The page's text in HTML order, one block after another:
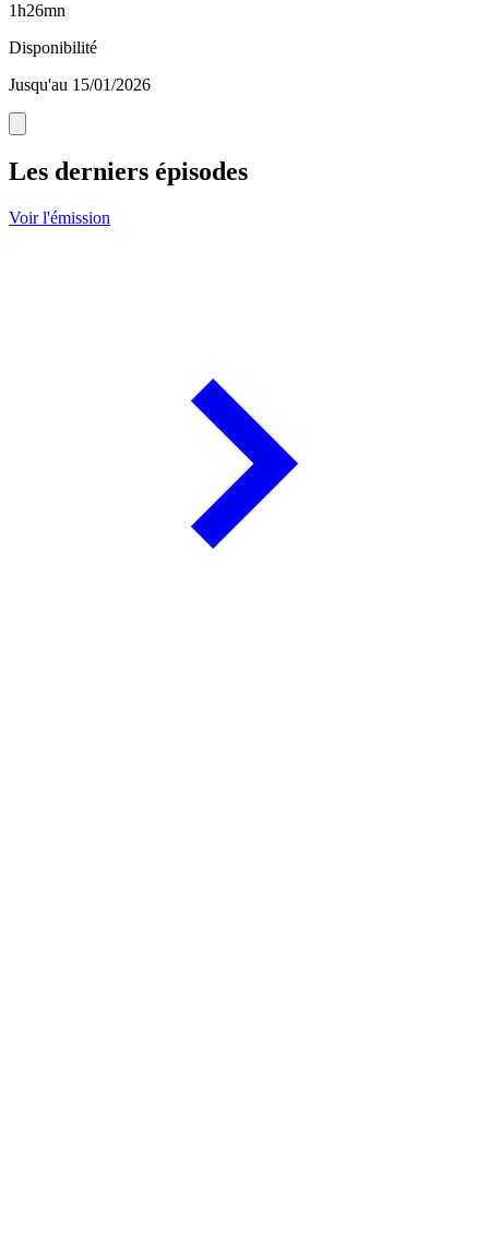
1h26mn
Disponibilité
Jusqu'au 15/01/2026
Les derniers épisodes
Voir l'émission